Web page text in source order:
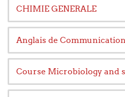
CHIMIE GENERALE
Anglais de
Course Microbiology and